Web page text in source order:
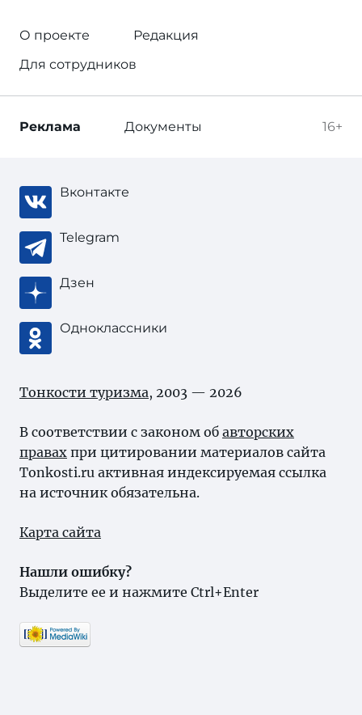
О проекте
Редакция
Для сотрудников
16+
Реклама Документы
Вконтакте
Telegram
Дзен
Одноклассники
Тонкости туризма, 2003 — 2026
В соответствии с законом об авторских
правах при цитировании материалов сайта
Tonkosti.ru активная индексируемая ссылка
на источник обязательна.
Карта сайта
Нашли ошибку?
Выделите ее и нажмите Ctrl+Enter